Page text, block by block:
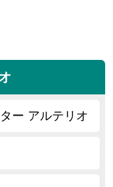
ー アルテリオ